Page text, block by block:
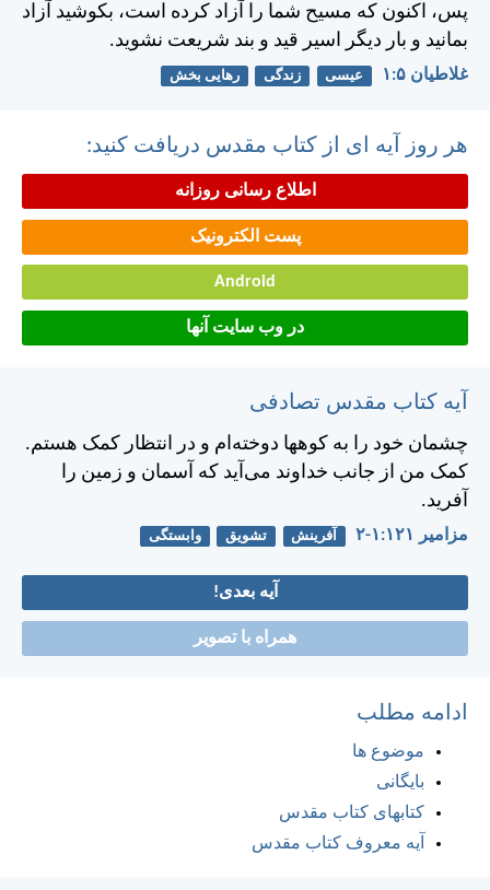
پس، اكنون كه مسيح شما را آزاد كرده است، بكوشيد آزاد
بمانيد و بار ديگر اسير قيد و بند شريعت نشويد.
غلاطيان ۵:‏۱ عیسی زندگی رهایی بخش
هر روز آیه ای از کتاب مقدس دریافت کنید:
اطلاع رسانی روزانه
پست الکترونیک
Android
در وب سایت آنها
آیه کتاب مقدس تصادفی
چشمان خود را به کوهها دوخته‌ام و در انتظار كمک هستم.
كمک من از جانب خداوند می‌آيد كه آسمان و زمين را
آفريد.
مزامير ۱۲۱:‏۱-‏۲ آفرینش تشویق وابستگی
آیه بعدی!
همراه با تصویر
ادامه مطلب
موضوع ها
بایگانی
کتابهای کتاب مقدس
آیه معروف کتاب مقدس